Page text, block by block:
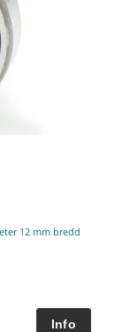
12 mm bredd